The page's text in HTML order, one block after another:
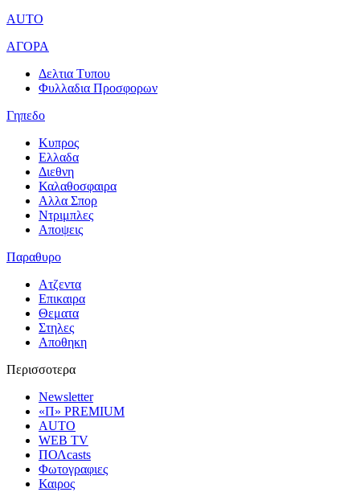
AUTO
ΑΓΟΡΑ
Δελτια Τυπου
Φυλλαδια Προσφορων
Γηπεδο
Κυπρος
Ελλαδα
Διεθνη
Καλαθοσφαιρα
Αλλα Σπορ
Ντριμπλες
Αποψεις
Παραθυρο
Ατζεντα
Επικαιρα
Θεματα
Στηλες
Αποθηκη
Περισσοτερα
Newsletter
«Π» PREMIUM
AUTO
WEB TV
ΠΟΛcasts
Φωτογραφιες
Καιρος